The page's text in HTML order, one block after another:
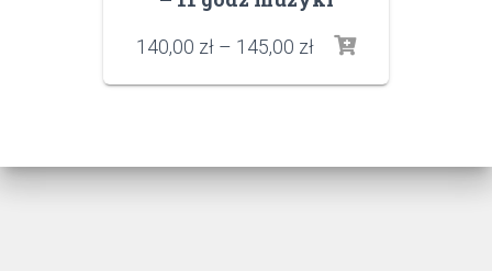
140,00 zł – 145,00 zł